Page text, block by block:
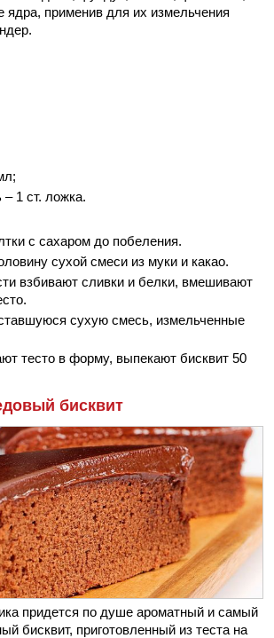
ядра, применив для их измельчения
1 ст. ложка.
с сахаром до побеления.
сухой смеси из муки и какао.
взбивают сливки и белки, вмешивают
сухую смесь, измельченные
тесто в форму, выпекают бисквит 50
бисквит
придется по душе ароматный и самый
бисквит, приготовленный из теста на